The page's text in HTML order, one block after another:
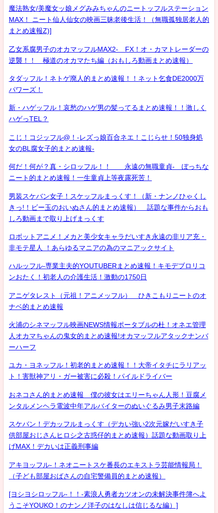
魔法熟女/美魔女ッ娘メグみみちゃんのニートッフルステーション
MAX！ ニート仙人仙女の映画三昧老後生活！（無職孤独居老人的
まとめ速報Z)]
乙女系腐男子のオカマッフルMAX2- FX！オ・カマトレーダーの
逆襲！！ 極道のオカマたち編（おもしろ動画まとめ速報）
タダッフル！ネトゲ廃人的まとめ速報！！ネット乞食DE2000万
パワーズ！
新・ハゲッフル！哀愁のハゲ男の髪ってるまとめ速報！！激しく
ハゲっTEL？
こじ！コジッフル@！-レズっ娘百合ネエ！こじらせ！50独身処
女のBL腐女子的まとめ速報-
何だ！何が？真・シロッフル！！ 永遠の無職童貞- ぼっちな
ニート的まとめ速報！一生童貞上等夜露死苦！
男装スケバン女子！スケッフルまっくす！（新・ナンノひゃくし
きっ!！ビー玉のおいぬさん的まとめ速報） 話題な事件からおも
しろ動画まで取り上げまっくす
ロボットアニメ！メカと美少女キャラだいすき永遠の非リア充・
非モテ星人 ！あらゆるマニアの為のマニアックサイト
ハルッフル-専業主夫的YOUTUBERまとめ速報！キモデブロリコ
ンおたく！初老人の介護生活！激動の1750日
アニゲタレスト（元祖！アニメッフル） ひきこもりニートのオ
ナベ的まとめ速報
火浦のシネマッフル映画NEWS情報ポータブルの杜！オネエ管理
人オカマちゃんの鬼女的まとめ速報!オカマッフルアタックナンバ
ーハーフ
ユカ・ヨネッフル！初老的まとめ速報！！大帝イタチにラリアッ
ト！害獣神アリ・ガー被害に必殺！パイルドライバー
おネコさん的まとめ速報 僕の彼女はエリーちゃん人形！豆腐メ
ンタルメンヘラ電波中年アルバイターのぬいぐるみ男子末路編
スケバン！デカッフルまっくす（デカい強い2次元嫁だいすき子
供部屋おじさんヒロシ之古惑仔的まとめ速報）話題な動画取り上
げMAX！デカいは正義刑事編
アキヨッフル-！ネオニートスケ番長のエキストラ芸能情報局！
（子ども部屋おばさんの自宅警備員的まとめ速報）
[ヨシヨシロッフル-！！-素浪人勇者カツオンの未解決事件簿へよ
うこそYOUKO！のナンノ洋子のはなしは信じるな編）]